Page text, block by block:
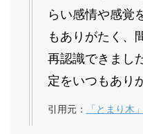
らい感情や感覚
もありがたく、
再認識できまし
定をいつもあり
引用元： 「とまり木」